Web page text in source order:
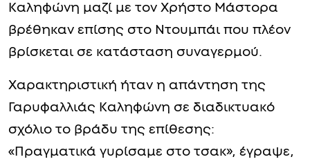
Καληφώνη μαζί με τον Χρήστο Μάστορα
βρέθηκαν επίσης στο Ντουμπάι που πλέον
βρίσκεται σε κατάσταση συναγερμού.
Χαρακτηριστική ήταν η απάντηση της
Γαρυφαλλιάς Καληφώνη σε διαδικτυακό
σχόλιο το βράδυ της επίθεσης:
«Πραγματικά γυρίσαμε στο τσακ», έγραψε,